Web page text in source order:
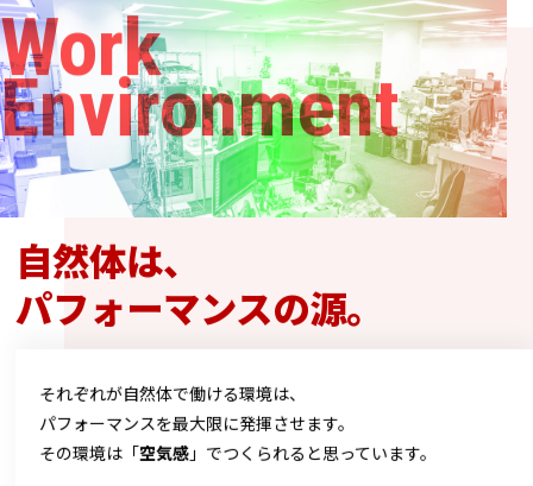
Work
Environment
自然体は、
パフォーマンスの源。
それぞれが自然体で働ける環境は、
パフォーマンスを最大限に発揮させます。
その環境は「空気感 」でつくられると思っています。